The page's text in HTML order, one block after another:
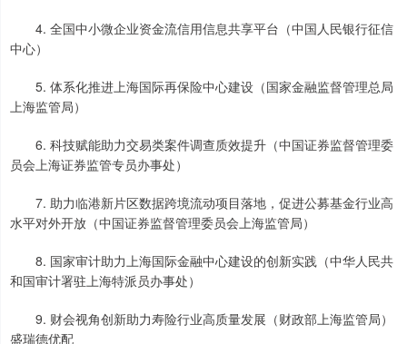
4. 全国中小微企业资金流信用信息共享平台（中国人民银行征信
中心）
5. 体系化推进上海国际再保险中心建设（国家金融监督管理总局
上海监管局）
6. 科技赋能助力交易类案件调查质效提升（中国证券监督管理委
员会上海证券监管专员办事处）
7. 助力临港新片区数据跨境流动项目落地，促进公募基金行业高
水平对外开放（中国证券监督管理委员会上海监管局）
8. 国家审计助力上海国际金融中心建设的创新实践（中华人民共
和国审计署驻上海特派员办事处）
9. 财会视角创新助力寿险行业高质量发展（财政部上海监管局）
盛瑞德优配